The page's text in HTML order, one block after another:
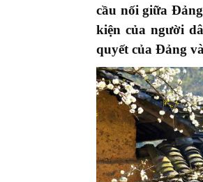
cầu nối giữa
kiện của người
quyết của Đảng